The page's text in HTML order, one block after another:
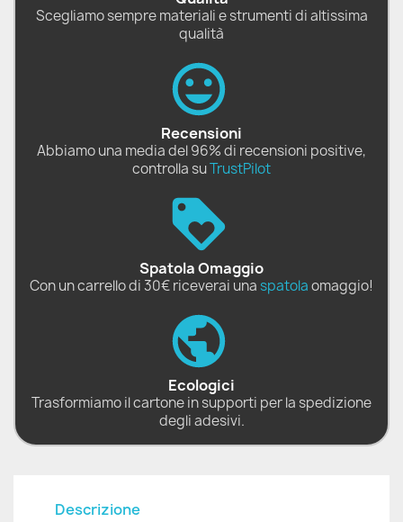
Scegliamo sempre materiali e strumenti di altissima
qualità
Recensioni
Abbiamo una media del 96% di recensioni positive,
controlla suTrustPilot
Spatola Omaggio
Con un carrello di 30€ riceverai una spatolaomaggio!
Ecologici
Trasformiamo il cartone in supporti per la spedizione
degli adesivi.
Descrizione